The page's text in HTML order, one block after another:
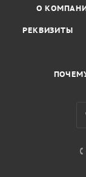
О
РЕКВИЗИТЫ